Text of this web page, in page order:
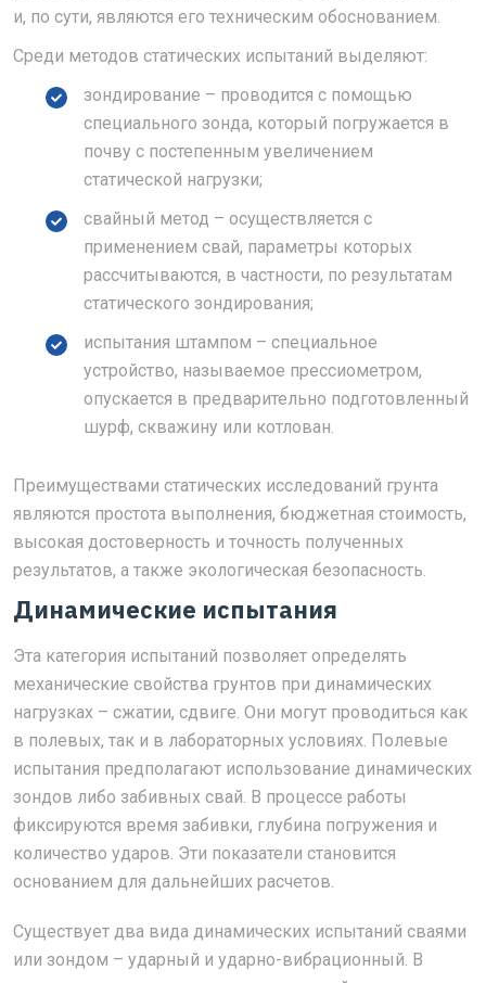
и, по сути, являются его техническим обоснованием.
Среди методов статических испытаний выделяют:
зондирование – проводится с помощью
специального зонда, который погружается в
почву с постепенным увеличением
статической нагрузки;
свайный метод – осуществляется с
применением свай, параметры которых
рассчитываются, в частности, по результатам
статического зондирования;
испытания штампом – специальное
устройство, называемое прессиометром,
опускается в предварительно подготовленный
шурф, скважину или котлован.
Преимуществами статических исследований грунта
являются простота выполнения, бюджетная стоимость,
высокая достоверность и точность полученных
результатов, а также экологическая безопасность.
Динамические испытания
Эта категория испытаний позволяет определять
механические свойства грунтов при динамических
нагрузках – сжатии, сдвиге. Они могут проводиться как
в полевых, так и в лабораторных условиях. Полевые
испытания предполагают использование динамических
зондов либо забивных свай. В процессе работы
фиксируются время забивки, глубина погружения и
количество ударов. Эти показатели становится
основанием для дальнейших расчетов.
Существует два вида динамических испытаний сваями
или зондом – ударный и ударно-вибрационный. В